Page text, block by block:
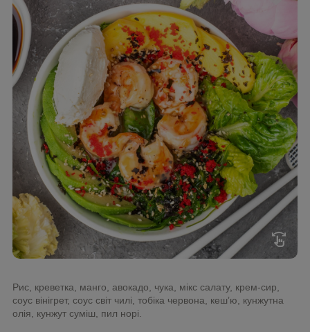
swipe
Рис, креветка, манго, авокадо, чука, мікс салату, крем-сир,
соус вінігрет, соус світ чилі, тобіка червона, кешʼю, кунжутна
олія, кунжут суміш, пил норі.